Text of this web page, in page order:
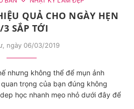
QUẢ CHO NGÀY HẸN
3 SẮP TỚI
ngày 06/03/2019
nhưng không thể để mụn ảnh
trọng của bạn đúng không
học nhanh mẹo nhỏ dưới đây để